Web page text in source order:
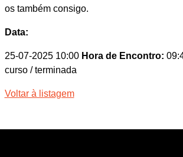
os também consigo.
Data:
25-07-2025 10:00 Hora de Encontro:
curso / terminada
Voltar à listagem